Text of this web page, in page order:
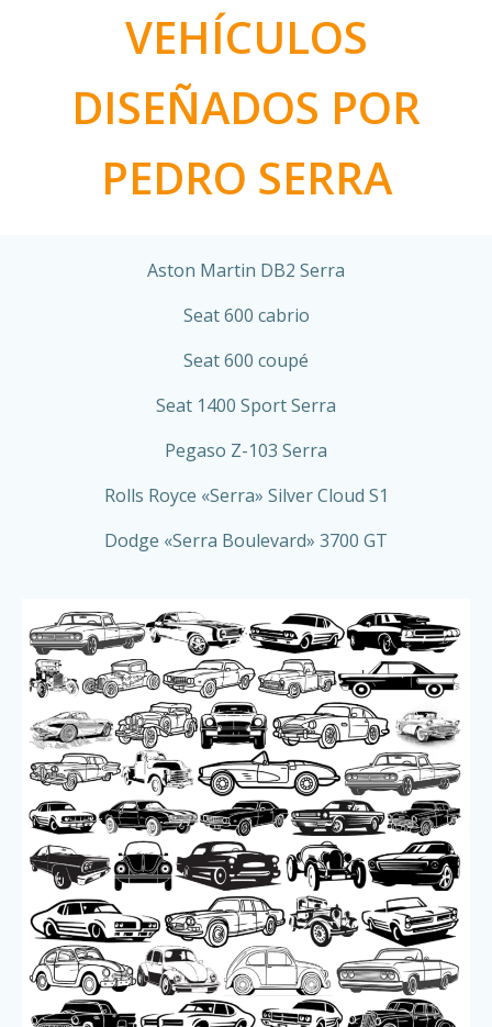
VEHÍCULOS
DISEÑADOS POR
PEDRO SERRA
Aston Martin DB2 Serra
Seat 600 cabrio
Seat 600 coupé
Seat 1400 Sport Serra
Pegaso Z-103 Serra
Rolls Royce «Serra» Silver Cloud S1
Dodge «Serra Boulevard» 3700 GT